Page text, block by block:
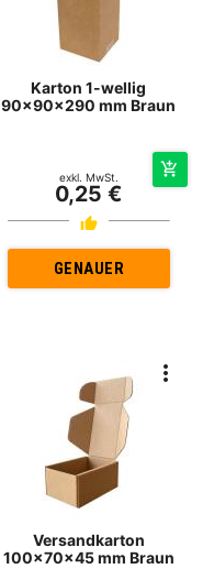
Karton 1-wellig
90x90x290 mm Braun
exkl. MwSt.
0,25 €
GENAUER
Versandkarton
100x70x45 mm Braun